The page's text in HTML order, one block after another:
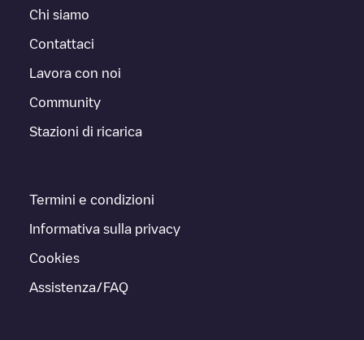
Chi siamo
Contattaci
Lavora con noi
Community
Stazioni di ricarica
Termini e condizioni
Informativa sulla privacy
Cookies
Assistenza/FAQ